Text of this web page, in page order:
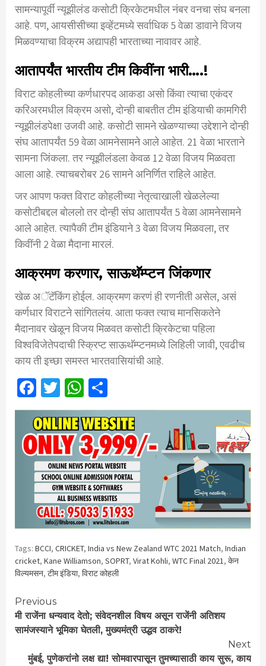
सामन्यापूर्वी न्यूझीलंड कसोटी क्रिकेटमधील नंबर वनचा संघ बनला
आहे. पण, आयसीसीच्या इव्हेंटमध्ये सर्वाधिक 5 वेळा डावाने विजय
मिळवण्याचा विक्रम अद्यापही भारताच्या नावावर आहे.
आतापर्यंत भारतीय टीम किवींना भारी….!
विराट कोहलीच्या कर्णधारपद आकडा असो किंवा त्याचा एकंदर
करिअरमधील विक्रम असो, दोन्ही बाबतीत टीम इंडियाची कामगिरी
न्यूझीलंडपेक्षा उजवी आहे. कसोटी सामने खेळण्याच्या उद्देशाने दोन्ही
संघ आतापर्यंत 59 वेळा आमनेसामने आले आहेत. 21 वेळा भारताने
सामना जिंकला. तर न्यूझीलंडला केवळ 12 वेळा विजय मिळवता
आला आहे. त्याचबरोबर 26 सामने अनिर्णित राहिले आहेत.
जर आपण फक्त विराट कोहलीच्या नेतृत्वाखाली खेळलेल्या
कसोटीबद्दल बोललो तर दोन्ही संघ आतापर्यंत 5 वेळा आमनेसामने
आले आहेत. त्यापैकी टीम इंडियाने 3 वेळा विजय मिळवला, तर
किवींनी 2 वेळा मैदाना मारलं.
आक्रमण करणार, साऊथॅम्प्टन जिंकणार
खेळ अॅटॅकिंग होईल. आक्रमण करणं ही रणनीती असेल, असं
कर्णधार विराटने सांगितलंय. आता फक्त त्याच मानसिकतेने
मैदानावर खेळून विजय मिळवत कसोटी क्रिकेटचा पहिला
विश्वविजेतेपदाची स्क्रिप्ट साऊथॅम्प्टनमध्ये लिहिली जावी, एवढीच
काय ती इच्छा समस्त भारतवासियांची आहे.
Facebook
TwitterWhatsApp
Tags: BCCI, CRICKET, India vs New Zealand WTC 2021 Match, Indian
cricket, Kane Williamson, SOPRT, Virat Kohli, WTC Final 2021, केन
विल्यमसन, टीम इंडिया, विराट कोहली
Continue
Reading
Previous
मी राजेंना धन्यवाद देतो; संवेदनशील विषय असून राजेंनी अतिशय
सामंजस्याने भूमिका घेतली, मुख्यमंत्री उद्धव ठाकरे!
Next
मुंबई, पुणेकरांनो लक्ष द्या! सोमवारपासून तुमच्यासाठी काय सुरू, काय